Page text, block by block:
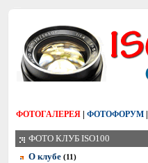
ФОТОГАЛЕРЕЯ | ФОТОФОРУМ |
ФОТО КЛУБ ISO100
О клубе (11)